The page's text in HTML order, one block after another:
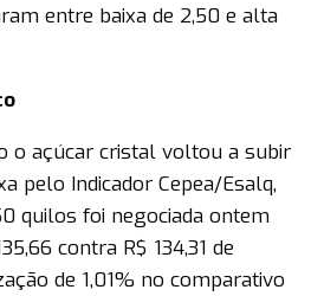
entre baixa de 2,50 e alta
o açúcar cristal voltou a subir
pelo Indicador Cepea/Esalq,
quilos foi negociada ontem
contra R$ 134,31 de
de 1,01% no comparativo